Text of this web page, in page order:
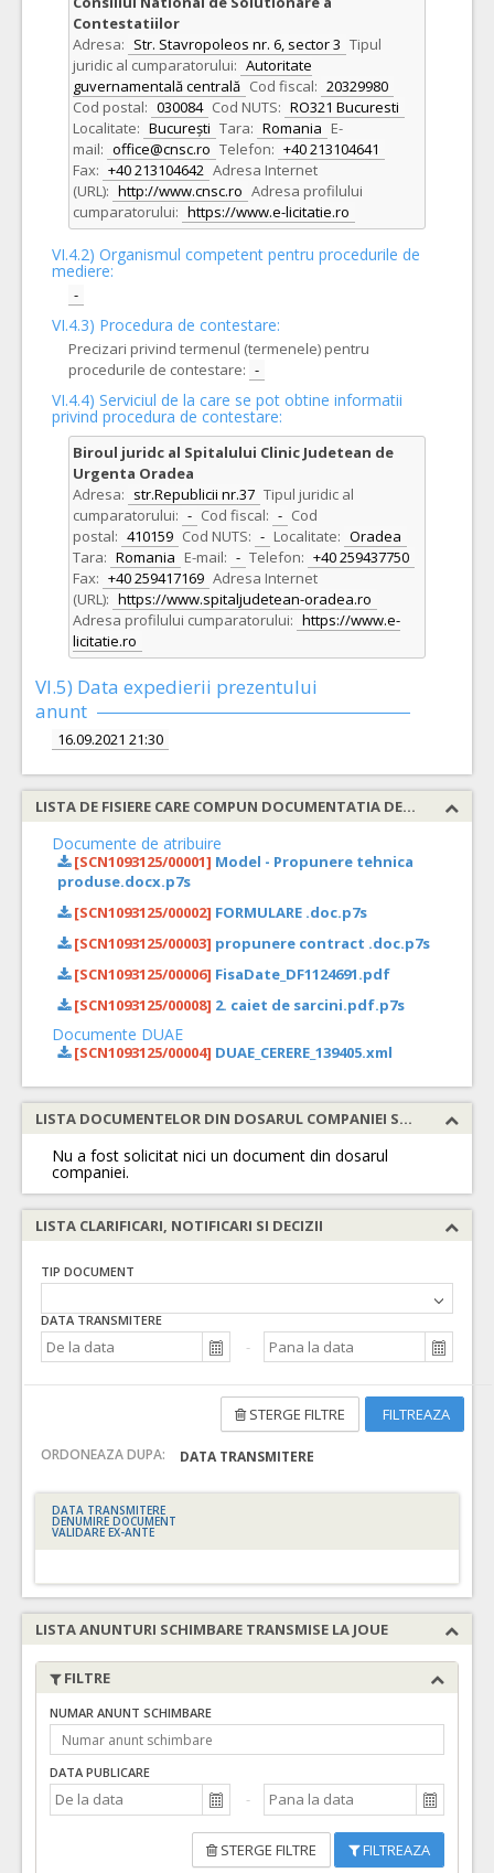
Contestatiilor
Adresa: Str. Stavropoleos nr. 6, sector 3 Tipul
juridic al cumparatorului: Autoritate
guvernamentală centrală Cod fiscal: 20329980
Cod postal: 030084 Cod NUTS: RO321 Bucuresti
Localitate: București Tara: Romania E-
mail: office@cnsc.ro Telefon: +40 213104641
Fax: +40 213104642 Adresa Internet
(URL): http://www.cnsc.ro Adresa profilului
cumparatorului: https://www.e-licitatie.ro
VI.4.2) Organismul competent pentru procedurile de
mediere:
-
VI.4.3) Procedura de contestare:
Precizari privind termenul (termenele) pentru
procedurile de contestare: -
VI.4.4) Serviciul de la care se pot obtine informatii
privind procedura de contestare:
Biroul juridc al Spitalului Clinic Judetean de
Urgenta Oradea
Adresa: str.Republicii nr.37 Tipul juridic al
cumparatorului: - Cod fiscal: - Cod
postal: 410159 Cod NUTS: - Localitate: Oradea
Tara: Romania E-mail: - Telefon: +40 259437750
Fax: +40 259417169 Adresa Internet
(URL): https://www.spitaljudetean-oradea.ro
Adresa profilului cumparatorului: https://www.e-
licitatie.ro
VI.5) Data expedierii prezentului
anunt
16.09.2021 21:30
LISTA DE FISIERE CARE COMPUN DOCUMENTATIA DE ATRIBUIRE
Documente de atribuire
[SCN1093125/00001] Model - Propunere tehnica
produse.docx.p7s
[SCN1093125/00002] FORMULARE .doc.p7s
[SCN1093125/00003] propunere contract .doc.p7s
[SCN1093125/00006] FisaDate_DF1124691.pdf
[SCN1093125/00008] 2. caiet de sarcini.pdf.p7s
Documente DUAE
[SCN1093125/00004] DUAE_CERERE_139405.xml
LISTA DOCUMENTELOR DIN DOSARUL COMPANIEI SOLICITATE
Nu a fost solicitat nici un document din dosarul
companiei.
LISTA CLARIFICARI, NOTIFICARI SI DECIZII
TIP DOCUMENT
DATA TRANSMITERE
FILTREAZA
STERGE FILTRE
ORDONEAZA DUPA: DATA TRANSMITERE
DATA TRANSMITERE
DENUMIRE DOCUMENT
VALIDARE EX-ANTE
LISTA ANUNTURI SCHIMBARE TRANSMISE LA JOUE
FILTRE
NUMAR ANUNT SCHIMBARE
DATA PUBLICARE
STERGE FILTRE FILTREAZA